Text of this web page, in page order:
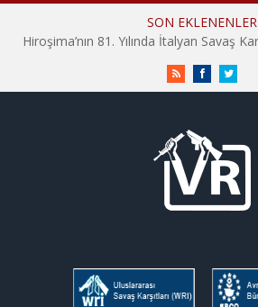
SON EKLENENLER
RSS FacebookTwitter